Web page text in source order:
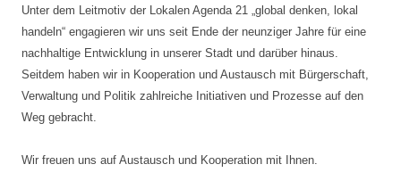
Unter dem Leitmotiv der Lokalen Agenda 21 „global denken, lokal
handeln“ engagieren wir uns seit Ende der neunziger Jahre für eine
nachhaltige Entwicklung in unserer Stadt und darüber hinaus.
Seitdem haben wir in Kooperation und Austausch mit Bürgerschaft,
Verwaltung und Politik zahlreiche Initiativen und Prozesse auf den
Weg gebracht.
Wir freuen uns auf Austausch und Kooperation mit Ihnen.